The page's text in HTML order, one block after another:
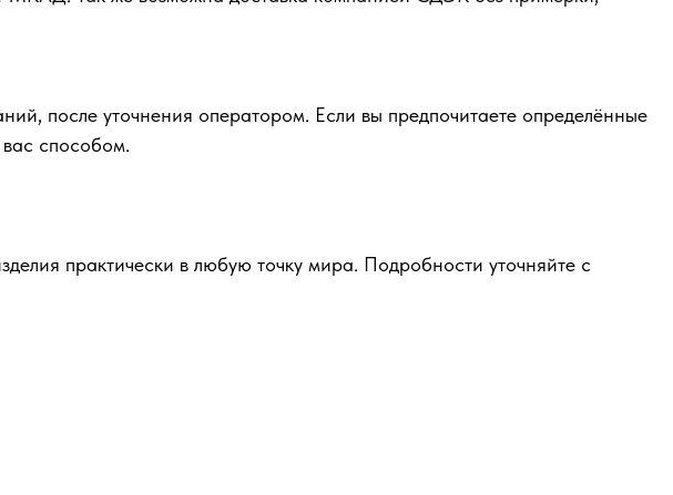
после уточнения оператором. Если вы предпочитаете определённые
способом.
практически в любую точку мира. Подробности уточняйте с